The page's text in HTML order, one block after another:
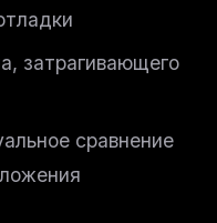
затрагивающего
сравнение